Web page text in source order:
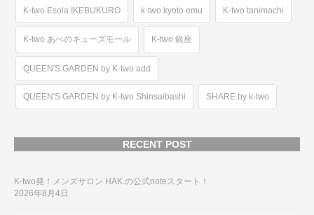
K-two Esola IKEBUKURO k-two kyoto emu K-two tanimachi
K-two あべのキューズモール K-two 銀座
QUEEN'S GARDEN by K-two add
QUEEN'S GARDEN by K-two Shinsaibashi SHARE by k-two
RECENT POST
K-two発！メンズサロン HAK.の公式noteスタート！
2026年8月4日